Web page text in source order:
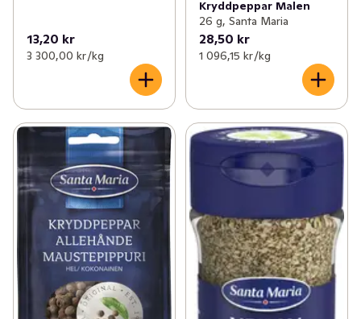
13,20 kr
3 300,00 kr /kg
Kryddpeppar Malen
26 g, Santa Maria
28,50 kr
1 096,15 kr /kg